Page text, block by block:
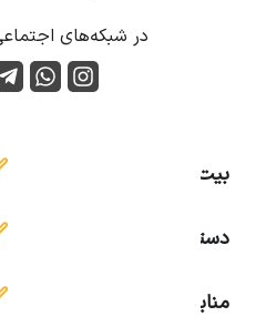
در شبکه‌های
بیت ایمن
دسترسی آسان
منابع آموزشی